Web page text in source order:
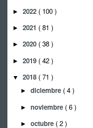
► 2022 ( 100 )
► 2021 ( 81 )
► 2020 ( 38 )
► 2019 ( 42 )
▼ 2018 ( 71 )
► diciembre ( 4 )
► noviembre ( 6 )
► octubre ( 2 )